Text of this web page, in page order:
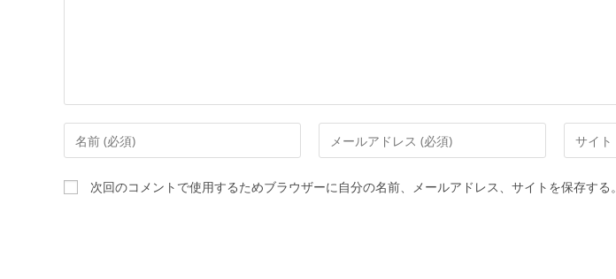
次回のコメントで使用するためブラウザーに自分の名前、メールアドレス、サイトを保存する。